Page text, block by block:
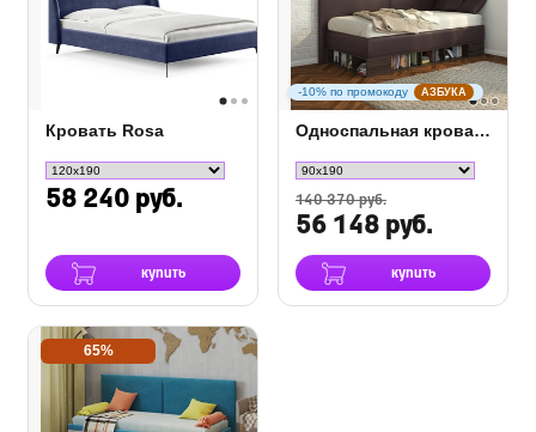
Кровать Rosa
58 240 руб.
купить
-10% по промокоду АЗБУКА
Односпальная кровать тахта Lancaster 1 с ПМ
140 370 руб.
56 148 руб.
купить
65%